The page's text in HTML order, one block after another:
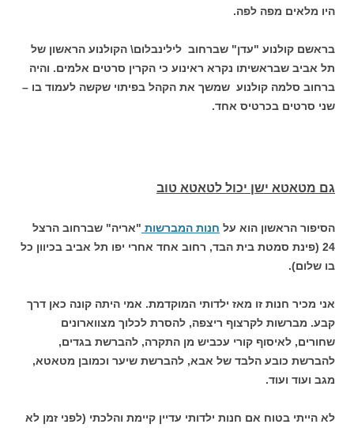
היו מלאים מפה לפה.
בראשם קולנוע "עדן" שברחוב לילינבלום\ הקולנוע הראשון של
תל אביב שבראשיתו נקרא ראינוע כי הקרין סרטים אלמים. והיה
ברחוב סלמה קולנוע שמשך את הקהל בפיתוי שקשה לעמוד בו –
שני סרטים בכרטיס אחד.
גם מטאטא ישן יכול לטאטא טוב
הסיפור הראשון הוא על חנות המברשות "אריה" שברחוב הרצל
24 (פינת סמטת בית הבד, רחוב אחד אחרי יפו תל אביב בכיוון כל
בו שלום).
אני מכיר חנות זו מאז ילדותי המוקדמת. אמי היתה קונה כאן דרך
קבע. מברשות לקרצוף ריצפה, להסרת לכלוך מצווארונים
שחורים, לאיסוף קורי עכביש מן התקרה, להברשת בגדים,
להברשת כובע הלבד של אבא, להברשת שיער וכמובן מטאטא,
מגב ועוד ועוד.
לא הייתי בטוח אם חנות ילדותי עדיין קיימת והלכתי (לפני זמן לא